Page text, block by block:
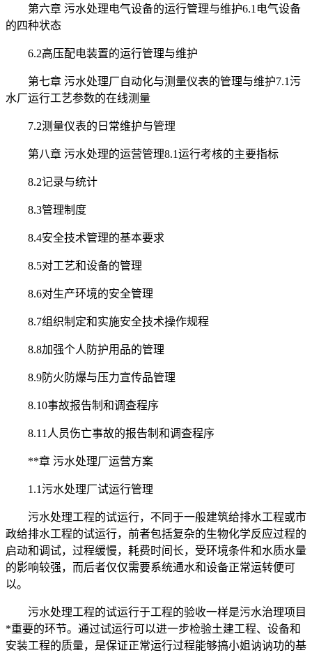
第六章 污水处理电气设备的运行管理与维护6.1电气设备
的四种状态
6.2高压配电装置的运行管理与维护
第七章 污水处理厂自动化与测量仪表的管理与维护7.1污
水厂运行工艺参数的在线测量
7.2测量仪表的日常维护与管理
第八章 污水处理的运营管理8.1运行考核的主要指标
8.2记录与统计
8.3管理制度
8.4安全技术管理的基本要求
8.5对工艺和设备的管理
8.6对生产环境的安全管理
8.7组织制定和实施安全技术操作规程
8.8加强个人防护用品的管理
8.9防火防爆与压力宣传品管理
8.10事故报告制和调查程序
8.11人员伤亡事故的报告制和调查程序
**章 污水处理厂运营方案
1.1污水处理厂试运行管理
污水处理工程的试运行，不同于一般建筑给排水工程或市
政给排水工程的试运行，前者包括复杂的生物化学反应过程的
启动和调试，过程缓慢，耗费时间长，受环境条件和水质水量
的影响较强，而后者仅仅需要系统通水和设备正常运转便可
以。
污水处理工程的试运行于工程的验收一样是污水治理项目
*重要的环节。通过试运行可以进一步检验土建工程、设备和
安装工程的质量，是保证正常运行过程能够搞小姐讷讷功的基